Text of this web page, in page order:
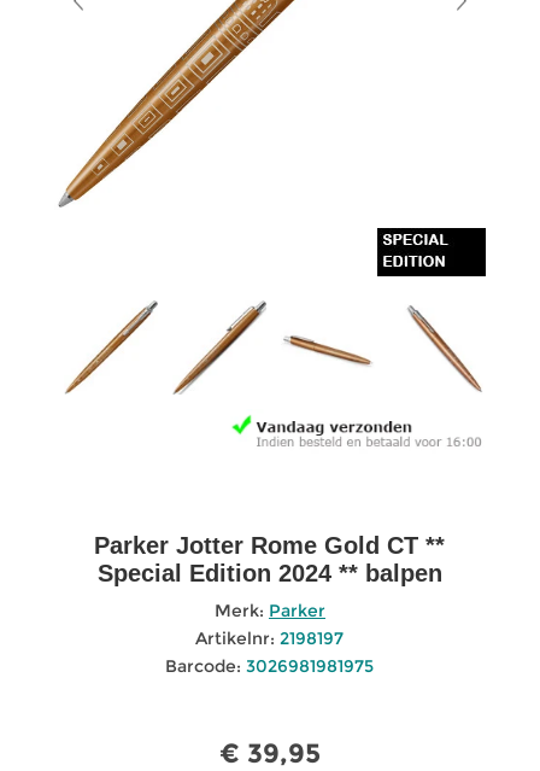
Parker Jotter Rome Gold CT **
Special Edition 2024 ** balpen
Merk: Parker
Artikelnr: 2198197
Barcode: 3026981981975
€ 39,95